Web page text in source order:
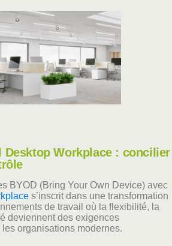
Desktop Workplace : concilier
BYOD (Bring Your Own Device) avec
s’inscrit dans une transformation
de travail où la flexibilité, la
deviennent des exigences
organisations modernes.